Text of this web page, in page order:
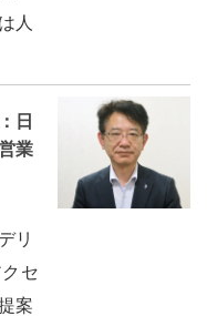
人
日
業
リ
セ
案